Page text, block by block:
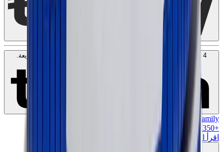
4 دفعات بدون فوائد بقيمة
. بدون رسوم. متوافق مع الشريعة.
MK Family
+
1350
+نقاط ولاء!
اقرأ المزيد